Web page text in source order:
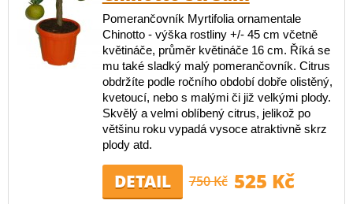
Pomerančovník Myrtifolia ornamentale
Chinotto - výška rostliny +/- 45 cm včetně
květináče, průměr květináče 16 cm. Říká se
mu také sladký malý pomerančovník. Citrus
obdržíte podle ročního období dobře olistěný,
kvetoucí, nebo s malými či již velkými plody.
Skvělý a velmi oblíbený citrus, jelikož po
většinu roku vypadá vysoce atraktivně skrz
plody atd.
DETAIL 750 Kč 525 Kč